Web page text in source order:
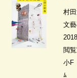
村
文
閲
小F
ﾑ